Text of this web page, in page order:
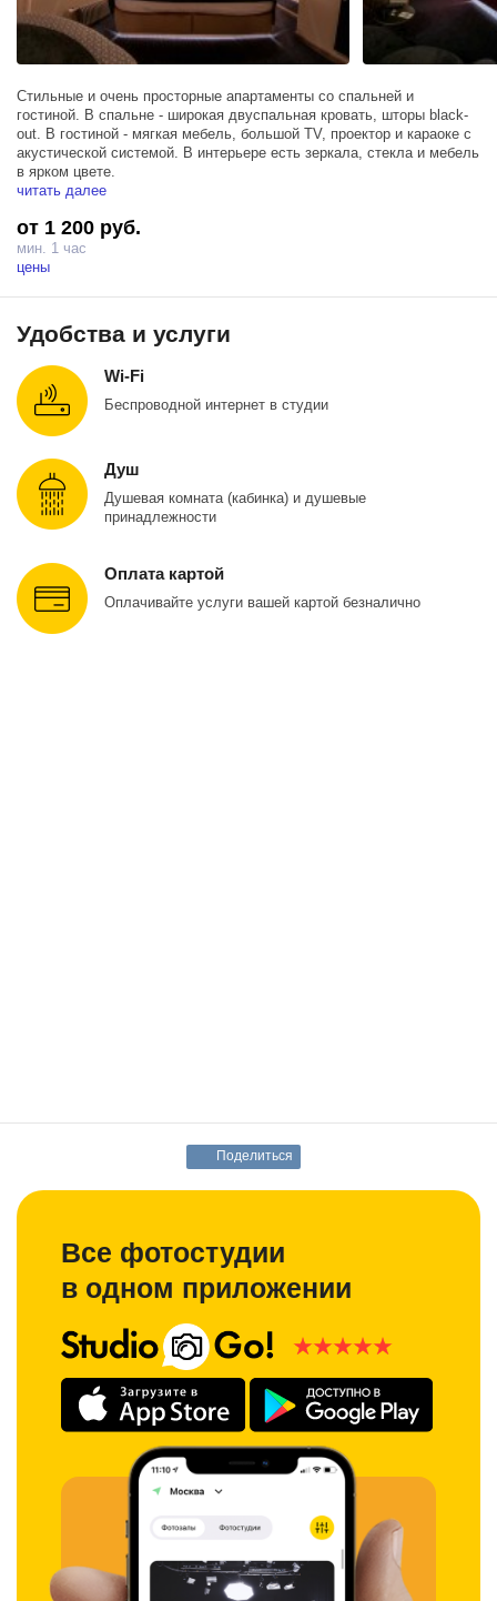
Стильные и очень просторные апартаменты со спальней и
гостиной. В спальне - широкая двуспальная кровать, шторы black-
out. В гостиной - мягкая мебель, большой TV, проектор и караоке с
акустической системой. В интерьере есть зеркала, стекла и мебель
в ярком цвете.
читать далее
от 1 200 руб.
мин. 1 час
цены
Удобства и услуги
Wi-Fi
Беспроводной интернет в студии
Душ
Душевая комната (кабинка) и душевые
принадлежности
Оплата картой
Оплачивайте услуги вашей картой безналично
Поделиться
Все фотостудии
в одном приложении